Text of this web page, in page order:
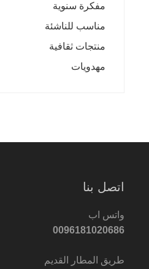
مفكرة سنوية
مناسب للناشئة
منتجات ثقافية
مهدويات
اتصل بنا
واتس اب
0096181020686
طريق المطار القديم